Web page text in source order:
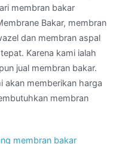
membran bakar
Bakar, membran
dan membran aspal
Karena kami ialah
jual membran bakar.
akan memberikan harga
membran